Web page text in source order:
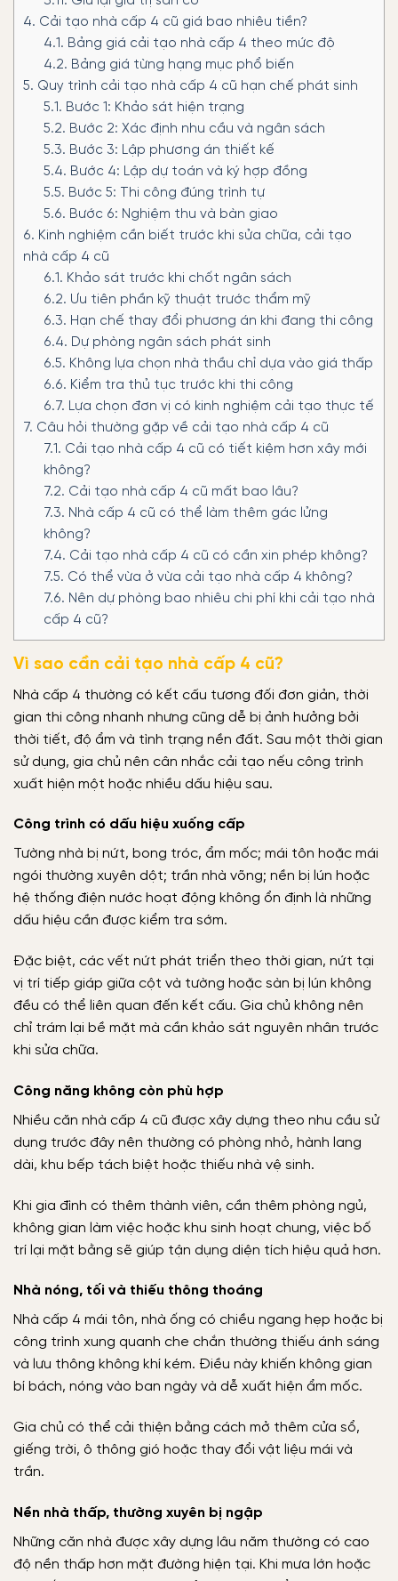
4. Cải tạo nhà cấp 4 cũ giá bao nhiêu tiền?
4.1. Bảng giá cải tạo nhà cấp 4 theo mức độ
4.2. Bảng giá từng hạng mục phổ biến
5. Quy trình cải tạo nhà cấp 4 cũ hạn chế phát sinh
5.1. Bước 1: Khảo sát hiện trạng
5.2. Bước 2: Xác định nhu cầu và ngân sách
5.3. Bước 3: Lập phương án thiết kế
5.4. Bước 4: Lập dự toán và ký hợp đồng
5.5. Bước 5: Thi công đúng trình tự
5.6. Bước 6: Nghiệm thu và bàn giao
6. Kinh nghiệm cần biết trước khi sửa chữa, cải tạo
nhà cấp 4 cũ
6.1. Khảo sát trước khi chốt ngân sách
6.2. Ưu tiên phần kỹ thuật trước thẩm mỹ
6.3. Hạn chế thay đổi phương án khi đang thi công
6.4. Dự phòng ngân sách phát sinh
6.5. Không lựa chọn nhà thầu chỉ dựa vào giá thấp
6.6. Kiểm tra thủ tục trước khi thi công
6.7. Lựa chọn đơn vị có kinh nghiệm cải tạo thực tế
7. Câu hỏi thường gặp về cải tạo nhà cấp 4 cũ
7.1. Cải tạo nhà cấp 4 cũ có tiết kiệm hơn xây mới
không?
7.2. Cải tạo nhà cấp 4 cũ mất bao lâu?
7.3. Nhà cấp 4 cũ có thể làm thêm gác lửng
không?
7.4. Cải tạo nhà cấp 4 cũ có cần xin phép không?
7.5. Có thể vừa ở vừa cải tạo nhà cấp 4 không?
7.6. Nên dự phòng bao nhiêu chi phí khi cải tạo nhà
cấp 4 cũ?
Vì sao cần cải tạo nhà cấp 4 cũ?
Nhà cấp 4 thường có kết cấu tương đối đơn giản, thời
gian thi công nhanh nhưng cũng dễ bị ảnh hưởng bởi
thời tiết, độ ẩm và tình trạng nền đất. Sau một thời gian
sử dụng, gia chủ nên cân nhắc cải tạo nếu công trình
xuất hiện một hoặc nhiều dấu hiệu sau.
Công trình có dấu hiệu xuống cấp
Tường nhà bị nứt, bong tróc, ẩm mốc; mái tôn hoặc mái
ngói thường xuyên dột; trần nhà võng; nền bị lún hoặc
hệ thống điện nước hoạt động không ổn định là những
dấu hiệu cần được kiểm tra sớm.
Đặc biệt, các vết nứt phát triển theo thời gian, nứt tại
vị trí tiếp giáp giữa cột và tường hoặc sàn bị lún không
đều có thể liên quan đến kết cấu. Gia chủ không nên
chỉ trám lại bề mặt mà cần khảo sát nguyên nhân trước
khi sửa chữa.
Công năng không còn phù hợp
Nhiều căn nhà cấp 4 cũ được xây dựng theo nhu cầu sử
dụng trước đây nên thường có phòng nhỏ, hành lang
dài, khu bếp tách biệt hoặc thiếu nhà vệ sinh.
Khi gia đình có thêm thành viên, cần thêm phòng ngủ,
không gian làm việc hoặc khu sinh hoạt chung, việc bố
trí lại mặt bằng sẽ giúp tận dụng diện tích hiệu quả hơn.
Nhà nóng, tối và thiếu thông thoáng
Nhà cấp 4 mái tôn, nhà ống có chiều ngang hẹp hoặc bị
công trình xung quanh che chắn thường thiếu ánh sáng
và lưu thông không khí kém. Điều này khiến không gian
bí bách, nóng vào ban ngày và dễ xuất hiện ẩm mốc.
Gia chủ có thể cải thiện bằng cách mở thêm cửa sổ,
giếng trời, ô thông gió hoặc thay đổi vật liệu mái và
trần.
Nền nhà thấp, thường xuyên bị ngập
Những căn nhà được xây dựng lâu năm thường có cao
độ nền thấp hơn mặt đường hiện tại. Khi mưa lớn hoặc